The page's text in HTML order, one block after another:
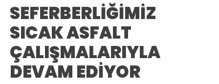
SEFERBERLİĞİMİZ
SICAK ASFALT
ÇALIŞMALARIYLA
DEVAM EDİYOR